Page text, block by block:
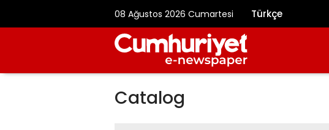
08 Ağustos 2026 Cumartesi Türkçe
Catalog